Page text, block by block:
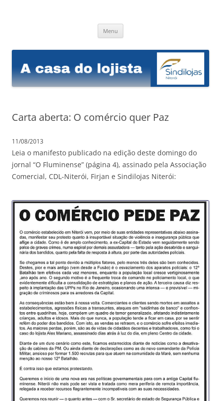
Menu
conteúdo
Carta aberta: O comércio quer Paz
11/08/2013
Leia o manifesto publicado na edição deste domingo do
jornal “O Fluminense” (página 4), assinado pela Associação
Comercial, CDL-Niterói, Firjan e Sindilojas Niterói: